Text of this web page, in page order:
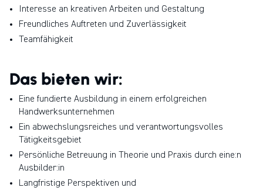
Interesse an kreativen Arbeiten und Gestaltung
Freundliches Auftreten und Zuverlässigkeit
Teamfähigkeit
Das bieten wir:
Eine fundierte Ausbildung in einem erfolgreichen
Handwerksunternehmen
Ein abwechslungsreiches und verantwortungsvolles
Tätigkeitsgebiet
Persönliche Betreuung in Theorie und Praxis durch eine:n
Ausbilder:in
Langfristige Perspektiven und